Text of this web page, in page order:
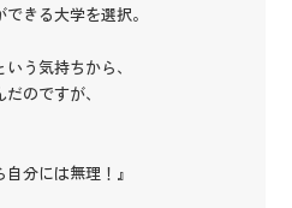
きる大学を選択。
う気持ちから、
のですが、
分には無理！』